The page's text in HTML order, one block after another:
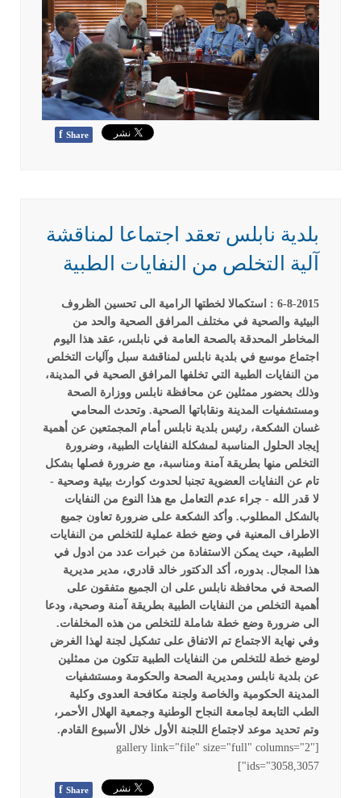
f Share
بلدية نابلس تعقد اجتماعا لمناقشة
آلية التخلص من النفايات الطبية
6-8-2015 : استكمالا لخطتها الرامية الى تحسين الظروف
البيئية والصحية في مختلف المرافق الصحية والحد من
المخاطر المحدقة بالصحة العامة في نابلس، عقد هذا اليوم
اجتماع موسع في بلدية نابلس لمناقشة سبل وآليات التخلص
من النفايات الطبية التي تخلفها المرافق الصحية في المدينة،
وذلك بحضور ممثلين عن محافظة نابلس ووزارة الصحة
ومستشفيات المدينة ونقاباتها الصحية. وتحدث المحامي
غسان الشكعة، رئيس بلدية نابلس أمام المجمتعين عن أهمية
إيجاد الحلول المناسبة لمشكلة النفايات الطبية، وضرورة
التخلص منها بطريقة آمنة ومناسبة، مع ضرورة فصلها بشكل
تام عن النفايات العضوية تجنبا لحدوث كوارث بيئية وصحية -
لا قدر الله - جراء عدم التعامل مع هذا النوع من النفايات
بالشكل المطلوب. وأكد الشكعة على ضرورة تعاون جميع
الاطراف المعنية في وضع خطة عملية للتخلص من النفايات
الطبية، حيث يمكن الاستفادة من خبرات عدد من ادول في
هذا المجال. بدوره، أكد الدكتور خالد قادري، مدير مديرية
الصحة في محافظة نابلس على ان الجميع متفقون على
أهمية التخلص من النفايات الطبية بطريقة آمنة وصحية، ودعا
الى ضرورة وضع خطة شاملة للتخلص من هذه المخلفات.
وفي نهاية الاجتماع تم الاتفاق على تشكيل لجنة لهذا الغرض
لوضع خطة للتخلص من النفايات الطبية تتكون من ممثلين
عن بلدية نابلس ومديرية الصحة والحكومة ومستشفيات
المدينة الحكومية والخاصة ولجنة مكافحة العدوى وكلية
الطب التابعة لجامعة النجاح الوطنية وجمعية الهلال الأحمر،
وتم تحديد موعد لاجتماع اللجنة الأول خلال الأسبوع القادم.
[gallery link="file" size="full" columns="2"
ids="3058,3057"]
f Share